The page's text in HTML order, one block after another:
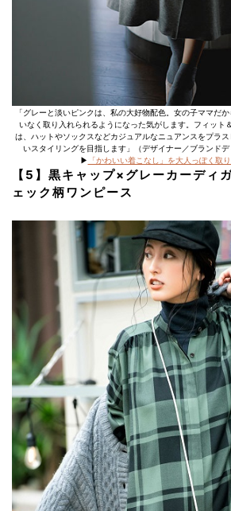
「グレーと淡いピンクは、私の大好物配色。女の子ママだ
いなく取り入れられるようになった気がします。フィット
は、ハットやソックスなどカジュアルなニュアンスをプラ
いスタイリングを目指します」（デザイナー／ブランドデ
▶︎
「かわいい着こなし」を大人っぽく取
【5】黒キャップ×グレーカーディ
ェック柄ワンピース